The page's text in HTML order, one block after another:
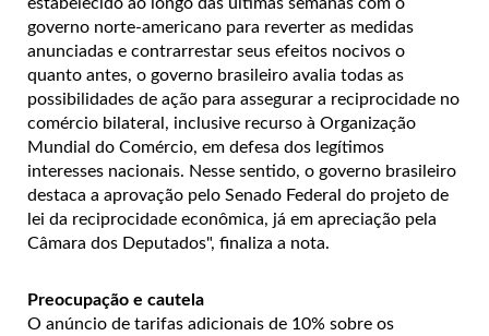
estabelecido ao longo das últimas semanas com o
governo norte-americano para reverter as medidas
anunciadas e contrarrestar seus efeitos nocivos o
quanto antes, o governo brasileiro avalia todas as
possibilidades de ação para assegurar a reciprocidade no
comércio bilateral, inclusive recurso à Organização
Mundial do Comércio, em defesa dos legítimos
interesses nacionais. Nesse sentido, o governo brasileiro
destaca a aprovação pelo Senado Federal do projeto de
lei da reciprocidade econômica, já em apreciação pela
Câmara dos Deputados", finaliza a nota.
Preocupação e cautela
O anúncio de tarifas adicionais de 10% sobre os